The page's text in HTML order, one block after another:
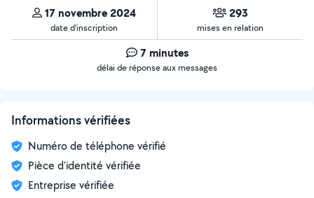
17 novembre 2024
date d’inscription
293
mises en relation
7 minutes
délai de réponse aux messages
Informations vérifiées
Numéro de téléphone vérifié
Pièce d'identité vérifiée
Entreprise vérifiée